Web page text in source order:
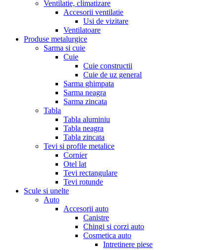
Ventilatie, climatizare
Accesorii ventilatie
Usi de vizitare
Ventilatoare
Produse metalurgice
Sarma si cuie
Cuie
Cuie constructii
Cuie de uz general
Sarma ghimpata
Sarma neagra
Sarma zincata
Tabla
Tabla aluminiu
Tabla neagra
Tabla zincata
Tevi si profile metalice
Cornier
Otel lat
Tevi rectangulare
Tevi rotunde
Scule si unelte
Auto
Accesorii auto
Canistre
Chingi si corzi auto
Cosmetica auto
Intretinere piese